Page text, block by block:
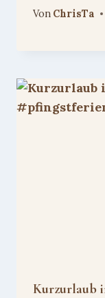
Von ChrisTa
Kurzurlaub